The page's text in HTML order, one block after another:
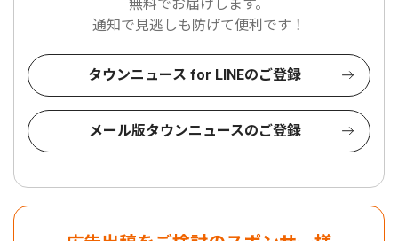
無料でお届けします。
通知で見逃しも防げて便利です！
タウンニュース for LINEのご登録
メール版タウンニュースのご登録